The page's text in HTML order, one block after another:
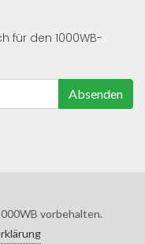
für den 1000WB-
Absenden
vorbehalten.